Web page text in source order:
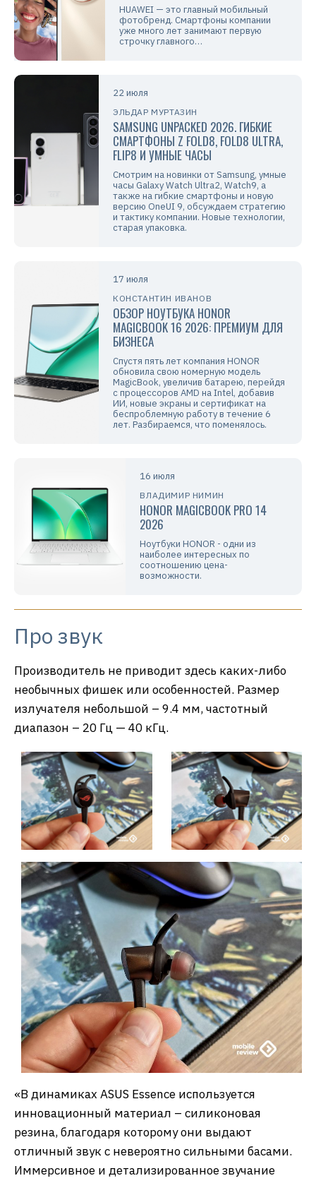
HUAWEI — это главный мобильный
фотобренд. Смартфоны компании
уже много лет занимают первую
строчку главного…
22 июля
ЭЛЬДАР МУРТАЗИН
SAMSUNG UNPACKED 2026. ГИБКИЕ
СМАРТФОНЫ Z FOLD8, FOLD8 ULTRA,
FLIP8 И УМНЫЕ ЧАСЫ
Смотрим на новинки от Samsung, умные
часы Galaxy Watch Ultra2, Watch9, а
также на гибкие смартфоны и новую
версию OneUI 9, обсуждаем стратегию
и тактику компании. Новые технологии,
старая упаковка.
17 июля
КОНСТАНТИН ИВАНОВ
ОБЗОР НОУТБУКА HONOR
MAGICBOOK 16 2026: ПРЕМИУМ ДЛЯ
БИЗНЕСА
Спустя пять лет компания HONOR
обновила свою номерную модель
MagicBook, увеличив батарею, перейдя
с процессоров AMD на Intel, добавив
ИИ, новые экраны и сертификат на
беспроблемную работу в течение 6
лет. Разбираемся, что поменялось.
16 июля
ВЛАДИМИР НИМИН
HONOR MAGICBOOK PRO 14
2026
Ноутбуки HONOR - одни из
наиболее интересных по
соотношению цена-
возможности.
Про звук
Производитель не приводит здесь каких-либо
необычных фишек или особенностей. Размер
излучателя небольшой – 9.4 мм, частотный
диапазон – 20 Гц — 40 кГц.
«В динамиках ASUS Essence используется
инновационный материал – силиконовая
резина, благодаря которому они выдают
отличный звук с невероятно сильными басами.
Иммерсивное и детализированное звучание